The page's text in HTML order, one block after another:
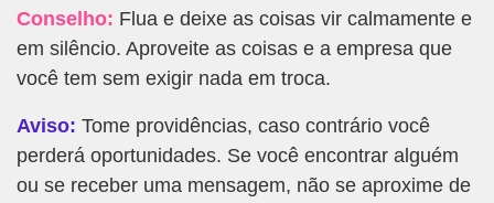
Conselho: Flua e deixe as coisas vir calmamente e
em silêncio. Aproveite as coisas e a empresa que
você tem sem exigir nada em troca.
Aviso: Tome providências, caso contrário você
perderá oportunidades. Se você encontrar alguém
ou se receber uma mensagem, não se aproxime de